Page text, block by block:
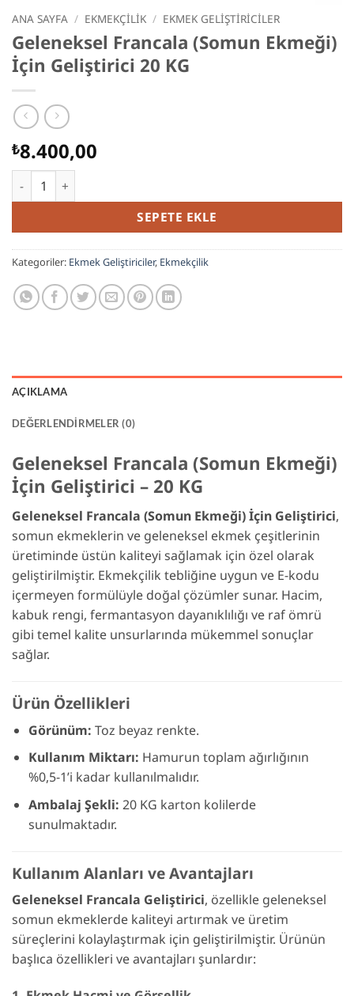
ANA SAYFA / EKMEKÇILIK / EKMEK GELIŞTIRICILER
Geleneksel Francala (Somun Ekmeği)
İçin Geliştirici 20 KG
₺8.400,00
Geleneksel Francala (Somun Ekmeği) İçin Geliştirici 20 KG
SEPETE EKLE
Kategoriler: Ekmek Geliştiriciler, Ekmekçilik
AÇIKLAMA
DEĞERLENDIRMELER (0)
Geleneksel Francala (Somun Ekmeği)
İçin Geliştirici – 20 KG
Geleneksel Francala (Somun Ekmeği) İçin Geliştirici,
somun ekmeklerin ve geleneksel ekmek çeşitlerinin
üretiminde üstün kaliteyi sağlamak için özel olarak
geliştirilmiştir. Ekmekçilik tebliğine uygun ve E-kodu
içermeyen formülüyle doğal çözümler sunar. Hacim,
kabuk rengi, fermantasyon dayanıklılığı ve raf ömrü
gibi temel kalite unsurlarında mükemmel sonuçlar
sağlar.
Ürün Özellikleri
Görünüm: Toz beyaz renkte.
Kullanım Miktarı: Hamurun toplam ağırlığının
%0,5-1’i kadar kullanılmalıdır.
Ambalaj Şekli: 20 KG karton kolilerde
sunulmaktadır.
Kullanım Alanları ve Avantajları
Geleneksel Francala Geliştirici, özellikle geleneksel
somun ekmeklerde kaliteyi artırmak ve üretim
süreçlerini kolaylaştırmak için geliştirilmiştir. Ürünün
başlıca özellikleri ve avantajları şunlardır: